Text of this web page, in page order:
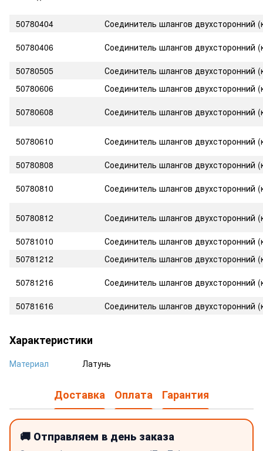
50780404
Соединитель шлангов двухсторонний
50780406
Соединитель шлангов двухсторонний
50780505
Соединитель шлангов двухсторонний
50780606
Соединитель шлангов двухсторонний
50780608
Соединитель шлангов двухсторонний
50780610
Соединитель шлангов двухсторонний
50780808
Соединитель шлангов двухсторонний
50780810
Соединитель шлангов двухсторонний
50780812
Соединитель шлангов двухсторонний
50781010
Соединитель шлангов двухсторонний
50781212
Соединитель шлангов двухсторонний
50781216
Соединитель шлангов двухсторонний
50781616
Соединитель шлангов двухсторонний
Характеристики
Материал Латунь
Доставка Оплата Гарантия
🚚 Отправляем в день заказа